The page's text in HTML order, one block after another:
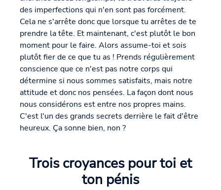
des imperfections qui n'en sont pas forcément.
Cela ne s'arrête donc que lorsque tu arrêtes de te
prendre la tête. Et maintenant, c'est plutôt le bon
moment pour le faire. Alors assume-toi et sois
plutôt fier de ce que tu as ! Prends régulièrement
conscience que ce n'est pas notre corps qui
détermine si nous sommes satisfaits, mais notre
attitude et donc nos pensées. La façon dont nous
nous considérons est entre nos propres mains.
C'est l'un des grands secrets derrière le fait d'être
heureux. Ça sonne bien, non ?
Trois croyances pour toi et
ton pénis